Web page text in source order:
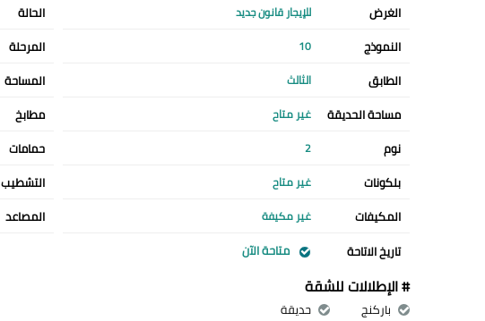
الغرض للإيجار قانون جديد الحالة
النموذج 10 المرحلة
الطابق الثالث المساحة
مساحة الحديقة غير متاح مطابخ
نوم 2 حمامات
بلكونات غير متاح التشطيب
المكيفات غير مكيفة المصاعد
تاريخ الاتاحة متاحة الآن
# الإطلالات للشقة
باركنج حديقة